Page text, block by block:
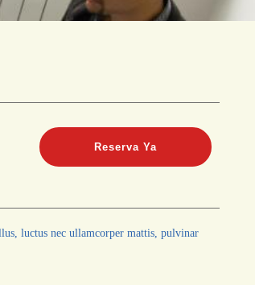
Reserva Ya
luctus nec ullamcorper mattis, pulvinar